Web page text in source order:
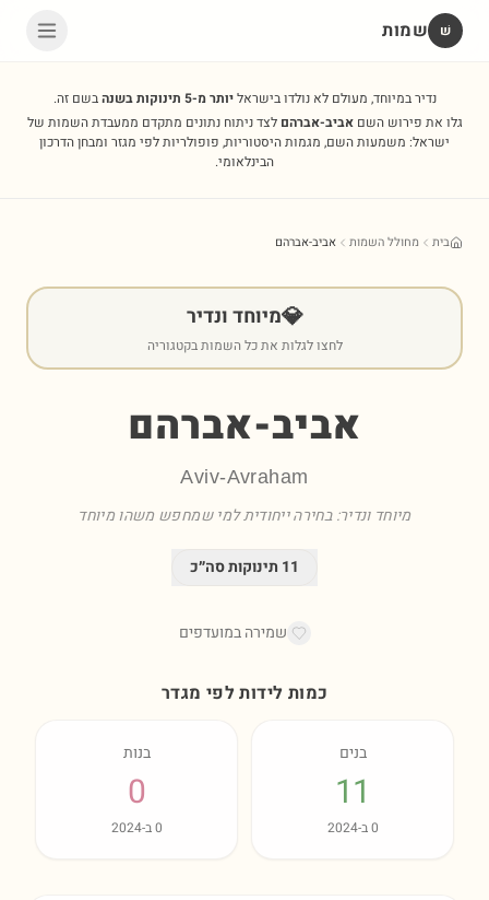
שׁ שמות
נדיר במיוחד, מעולם לא נולדו בישראליותר מ-5 תינוקות בשנה
בשם זה.
גלו את פירוש השםאביב-אברהם לצד ניתוח נתונים מתקדם ממעבדת השמות של
ישראל: משמעות השם, מגמות היסטוריות, פופולריות לפי מגזר ומבחן הדרכון
הבינלאומי.
בית מחולל השמות אביב-אברהם
💎מיוחד ונדיר
לחצו לגלות את כל השמות בקטגוריה
אביב-אברהם
Aviv-Avraham
מיוחד ונדיר: בחירה ייחודית למי שמחפש משהו מיוחד
11 תינוקות סה״כ
שמירה במועדפים
כמות לידות לפי מגדר
בנים
11
0ב-2024
בנות
0
0ב-2024